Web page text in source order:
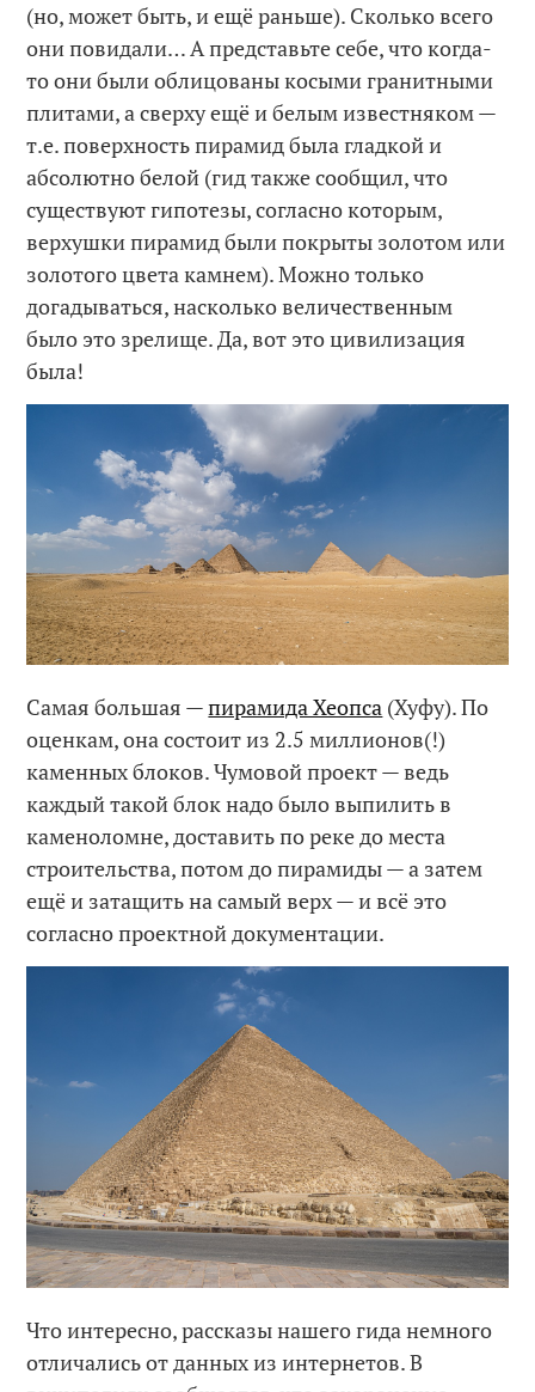
(но, может быть, и ещё раньше). Сколько всего
они повидали… А представьте себе, что когда-
то они были облицованы косыми гранитными
плитами, а сверху ещё и белым известняком —
т.е. поверхность пирамид была гладкой и
абсолютно белой (гид также сообщил, что
существуют гипотезы, согласно которым,
верхушки пирамид были покрыты золотом или
золотого цвета камнем). Можно только
догадываться, насколько величественным
было это зрелище. Да, вот это цивилизация
была!
Самая большая —пирамида Хеопса (Хуфу). По
оценкам, она состоит из 2.5 миллионов(!)
каменных блоков. Чумовой проект — ведь
каждый такой блок надо было выпилить в
каменоломне, доставить по реке до места
строительства, потом до пирамиды — а затем
ещё и затащить на самый верх — и всё это
согласно проектной документации.
Что интересно, рассказы нашего гида немного
отличались от данных из интернетов. В